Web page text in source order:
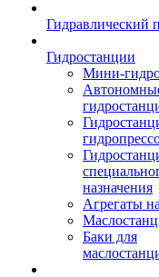
Гидравлический
Гидростанции
Мини-
назначения
Агрегаты
Баки для